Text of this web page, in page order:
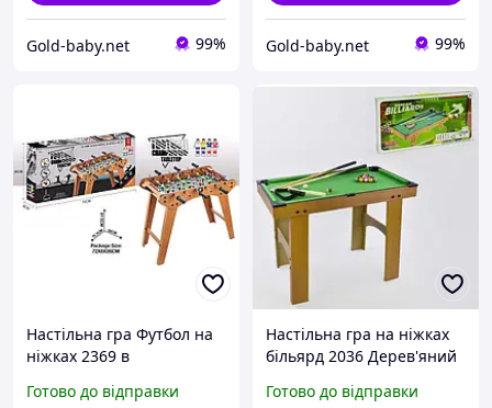
Gold-baby.net 99% Gold-baby.net 99%
Настільна гра Футбол на
ніжках 2369 в
штангах / є шкала
Готово до відправки
Настільна гра на ніжках
більярд 2036 Дерев'яний
Готово до відправки